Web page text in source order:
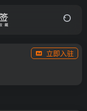
立即入驻